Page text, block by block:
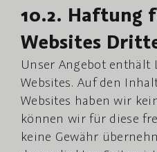
10.2. Haftung
Websites
Unser Angebot enthält
Websites. Auf den
Websites haben wir
können wir für diese
keine Gewähr